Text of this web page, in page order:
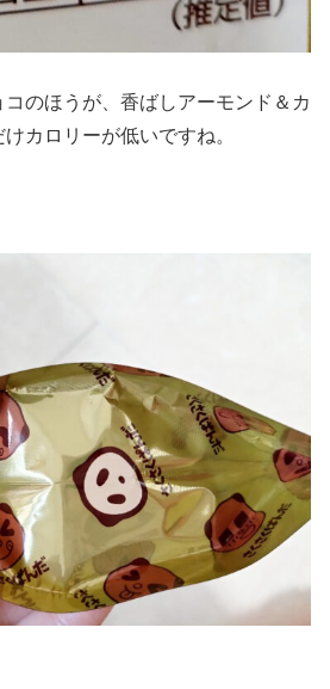
コのほうが、香ばしアーモンド＆カ
カロリーが低いですね。